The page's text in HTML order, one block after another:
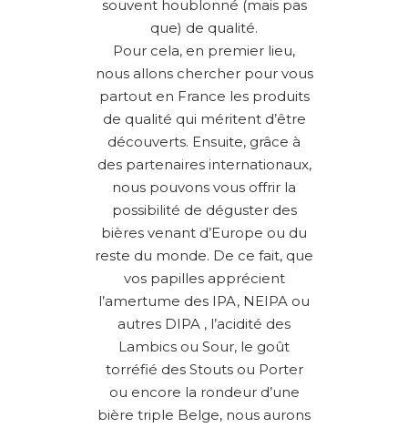
souvent houblonné (mais pas
que) de qualité.
Pour cela, en premier lieu,
nous allons chercher pour vous
partout en France les produits
de qualité qui méritent d’être
découverts. Ensuite, grâce à
des partenaires internationaux,
nous pouvons vous offrir la
possibilité de déguster des
bières venant d’Europe ou du
reste du monde. De ce fait, que
vos papilles apprécient
l’amertume des IPA, NEIPA ou
autres DIPA , l’acidité des
Lambics ou Sour, le goût
torréfié des Stouts ou Porter
ou encore la rondeur d’une
bière triple Belge, nous aurons